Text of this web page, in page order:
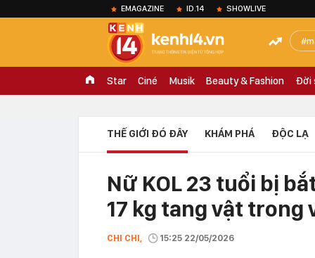
EMAGAZINE ID.14 SHOWLIVE
Star Ciné Musik Beauty & Fashion Đời
THẾ GIỚI ĐÓ ĐÂY KHÁM PHÁ ĐỘC LẠ
Nữ KOL 23 tuổi bị
17 kg tang vật trong
CHI CHI, 15:25 22/05/2026